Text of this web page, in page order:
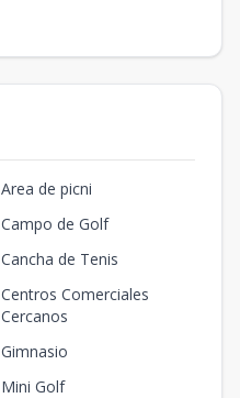
Area de picni
Campo de Golf
Cancha de Tenis
Centros Comerciales
Cercanos
Gimnasio
Mini Golf